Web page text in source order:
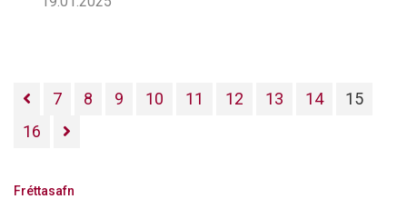
7 8 9 10 11 12 13 14
15
16
Fréttasafn